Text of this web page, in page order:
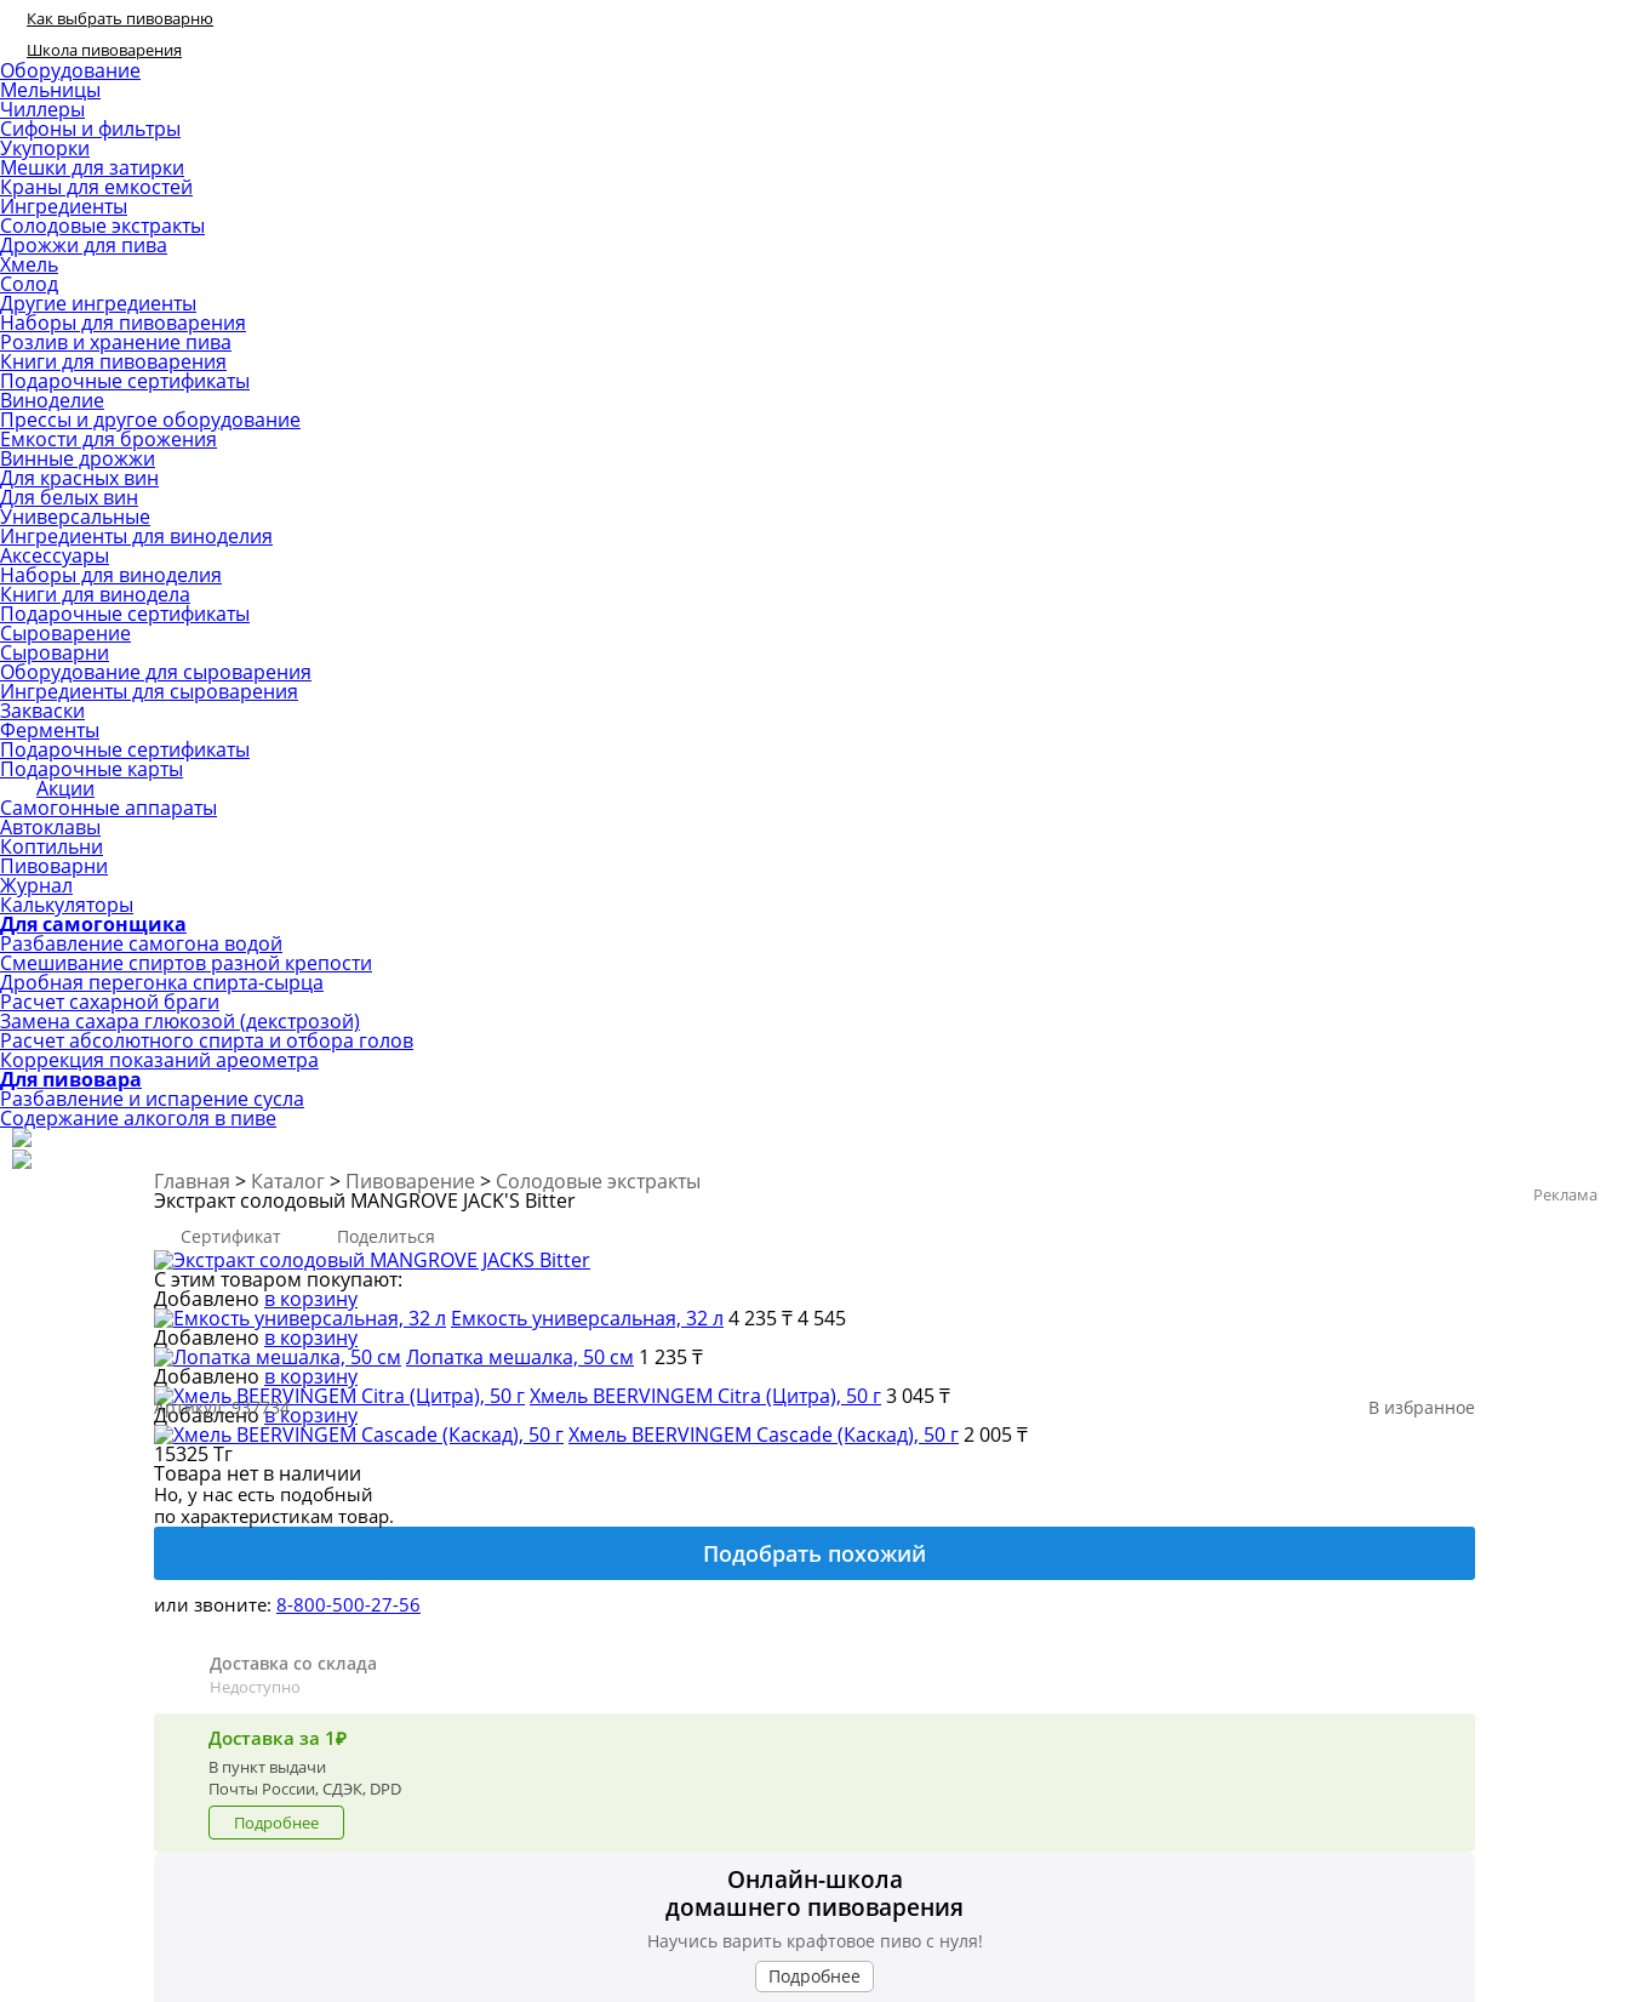
Как выбрать пивоварню
Школа пивоварения
Оборудование
Мельницы
Чиллеры
Сифоны и фильтры
Укупорки
Мешки для затирки
Краны для емкостей
Ингредиенты
Солодовые экстракты
Дрожжи для пива
Хмель
Солод
Другие ингредиенты
Наборы для пивоварения
Розлив и хранение пива
Книги для пивоварения
Подарочные сертификаты
Виноделие
Прессы и другое оборудование
Емкости для брожения
Винные дрожжи
Для красных вин
Для белых вин
Универсальные
Ингредиенты для виноделия
Аксессуары
Наборы для виноделия
Книги для винодела
Подарочные сертификаты
Сыроварение
Сыроварни
Оборудование для сыроварения
Ингредиенты для сыроварения
Закваски
Ферменты
Подарочные сертификаты
Подарочные карты
Акции
Самогонные аппараты
Автоклавы
Коптильни
Пивоварни
Журнал
Калькуляторы
Для самогонщика
Разбавление самогона водой
Смешивание спиртов разной крепости
Дробная перегонка спирта-сырца
Расчет сахарной браги
Замена сахара глюкозой (декстрозой)
Расчет абсолютного спирта и отбора голов
Коррекция показаний ареометра
Для пивовара
Разбавление и испарение сусла
Содержание алкоголя в пиве
Главная > Каталог> Пивоварение > Солодовые экстракты
Экстракт солодовый MANGROVE JACK'S Bitter
Сертификат Поделиться
С этим товаром покупают:
Добавлено в корзину
Емкость универсальная, 32 л 4 235 ₸4 545
Добавлено в корзину
Лопатка мешалка, 50 см 1 235 ₸
Добавлено в корзину
Хмель BEERVINGEM Citra (Цитра), 50 г3 045 ₸
Добавленов корзину
Хмель BEERVINGEM Cascade (Каскад), 50 г2 005 ₸
В избранное
Артикул:937734
15325 Тг
Товара нет в наличии
Но, у нас есть подобный
по характеристикам товар.
Подобрать похожий
или звоните: 8-800-500-27-56
Доставка со склада
Недоступно
Доставка за 1₽
В пункт выдачи
Почты России, СДЭК, DPD
Подробнее
Онлайн-школа
домашнего пивоварения
Научись варить крафтовое пиво с нуля!
Подробнее
Реклама